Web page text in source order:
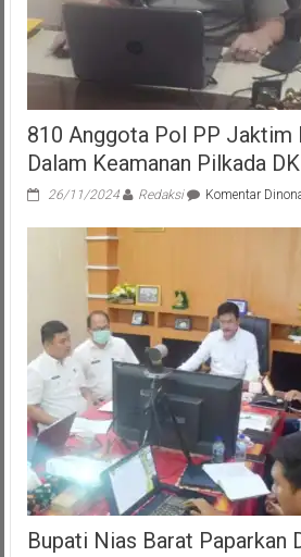
810 Anggota Pol PP Jaktim
Dalam Keamanan Pilkada
26/11/2024 Redaksi Komentar
Bupati Nias Barat Paparkan